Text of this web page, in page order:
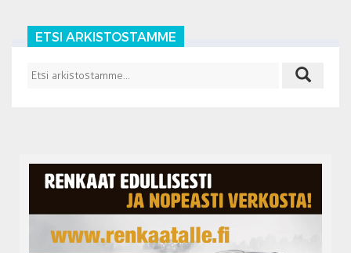
ETSI ARKISTOSTAMME